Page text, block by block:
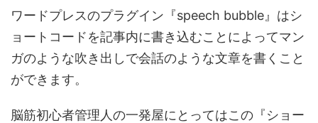
ワードプレスのプラグイン『speech bubble』はシ
ョートコードを記事内に書き込むことによってマン
ガのような吹き出しで会話のような文章を書くこと
ができます。
脳筋初心者管理人の一発屋にとってはこの『ショー